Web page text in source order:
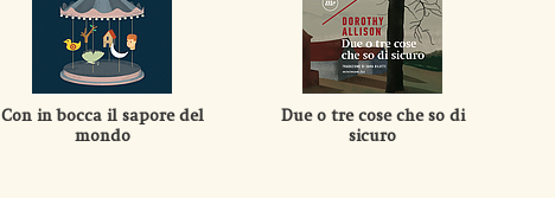
Con in bocca il sapore del
mondo
Due o tre cose che so di
sicuro